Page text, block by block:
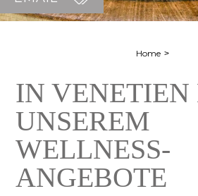
Home
IN
UNSEREM
WELLNESS-
ANGEBOTE